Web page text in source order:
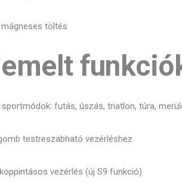
töltés
sportmódok: futás, úszás, triatlon, túra,
testreszabható vezérléshez
vezérlés (új S9 funkció)